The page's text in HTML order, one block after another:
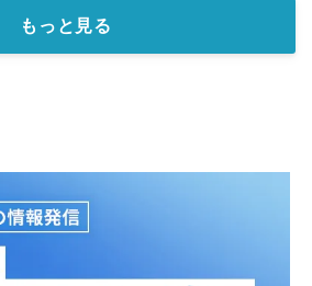
もっと見る